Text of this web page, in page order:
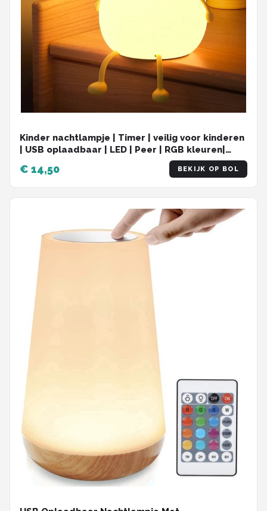
Kinder nachtlampje | Timer | veilig voor kinderen
| USB oplaadbaar | LED | Peer | RGB kleuren|
Dimbaar | Babykamer verlichting
€ 14,50 BEKIJK OP BOL